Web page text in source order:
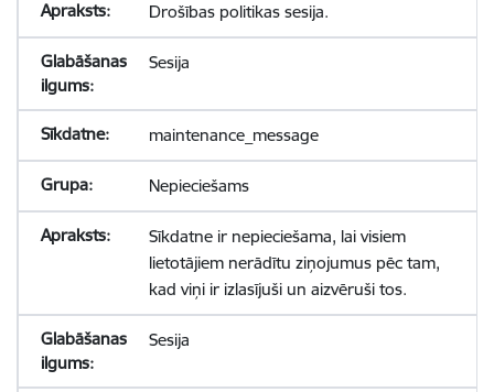
Drošības politikas sesija.
Sesija
maintenance_message
Nepieciešams
Sīkdatne ir nepieciešama, lai visiem
lietotājiem nerādītu ziņojumus pēc tam,
kad viņi ir izlasījuši un aizvēruši tos.
Sesija